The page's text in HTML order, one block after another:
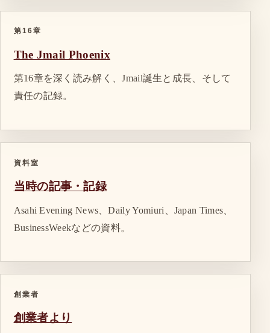
第16章
The Jmail Phoenix
第16章を深く読み解く、Jmail誕生と成長、そして
責任の記録。
資料室
当時の記事・記録
Asahi Evening News、Daily Yomiuri、Japan Times、
BusinessWeekなどの資料。
創業者
創業者より